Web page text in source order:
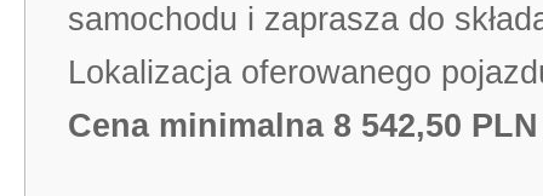
samochodu i zaprasza do
Lokalizacja oferowanego
Cena minimalna 8 542,50